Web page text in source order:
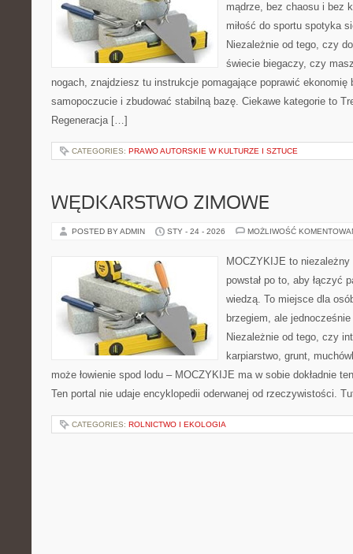
mądrze, bez chaosu i bez
miłość do sportu spotyka
Niezależnie od tego, czy
świecie biegaczy, czy
nogach, znajdziesz tu instrukcje pomagające poprawić ekonomię
samopoczucie i zbudować stabilną bazę. Ciekawe kategorie to
Regeneracja […]
CATEGORIES: PRAWO AUTORSKIE W KULTURZE I SZTUCE
WĘDKARSTWO ZIMOWE
POSTED BY ADMIN STY - 24 - 2026 MOŻLIWOŚĆ
MOCZYKIJE to
powstał po to, aby łączyć
wiedzą. To miejsce dla
brzegiem, ale
Niezależnie od tego, czy
karpiarstwo, grunt,
może łowienie spod lodu – MOCZYKIJE ma w sobie dokładnie
Ten portal nie udaje encyklopedii oderwanej od rzeczywistości.
CATEGORIES: ROLNICTWO I EKOLOGIA